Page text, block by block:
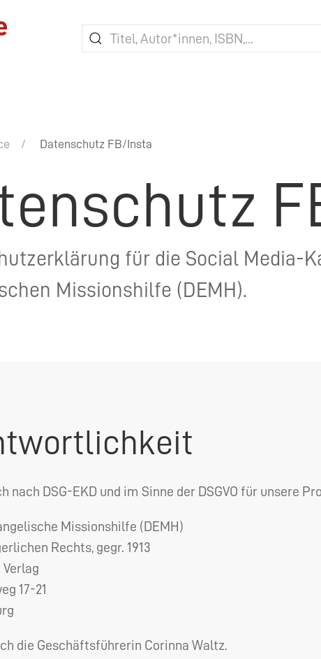
Datenschutz FB/Insta
für die Social Media-
Missionshilfe (DEMH).
nach DSG- EKD und im Sinne der DSGVO für unsere
Missionshilfe ( DEMH )
Rechts, gegr. 1913
17-21
die Geschäftsführerin Corinna Waltz.